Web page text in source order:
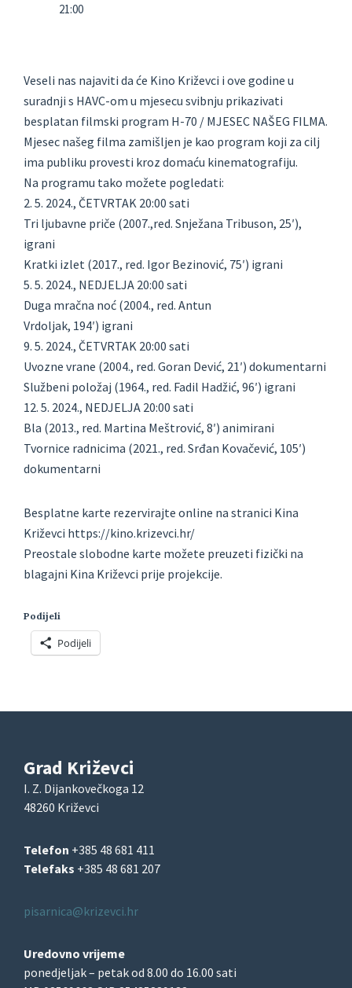
21:00
Veseli nas najaviti da će Kino Križevci i ove godine u
suradnji s HAVC-om u mjesecu svibnju prikazivati
besplatan filmski program H-70 / MJESEC NAŠEG FILMA.
Mjesec našeg filma zamišljen je kao program koji za cilj
ima publiku provesti kroz domaću kinematografiju.
Na programu tako možete pogledati:
2. 5. 2024., ČETVRTAK 20:00 sati
Tri ljubavne priče (2007.,red. Snježana Tribuson, 25′),
igrani
Kratki izlet (2017., red. Igor Bezinović, 75′) igrani
5. 5. 2024., NEDJELJA 20:00 sati
Duga mračna noć (2004., red. Antun
Vrdoljak, 194′) igrani
9. 5. 2024., ČETVRTAK 20:00 sati
Uvozne vrane (2004., red. Goran Dević, 21′) dokumentarni
Službeni položaj (1964., red. Fadil Hadžić, 96′) igrani
12. 5. 2024., NEDJELJA 20:00 sati
Bla (2013., red. Martina Meštrović, 8′) animirani
Tvornice radnicima (2021., red. Srđan Kovačević, 105′)
dokumentarni
Besplatne karte rezervirajte online na stranici Kina
Križevci https://kino.krizevci.hr/
Preostale slobodne karte možete preuzeti fizički na
blagajni Kina Križevci prije projekcije.
Podijeli
Podijeli
Grad Križevci
I. Z. Dijankovečkoga 12
48260 Križevci
Telefon +385 48 681 411
Telefaks +385 48 681 207
pisarnica@krizevci.hr
Uredovno vrijeme
ponedjeljak – petak od 8.00 do 16.00 sati